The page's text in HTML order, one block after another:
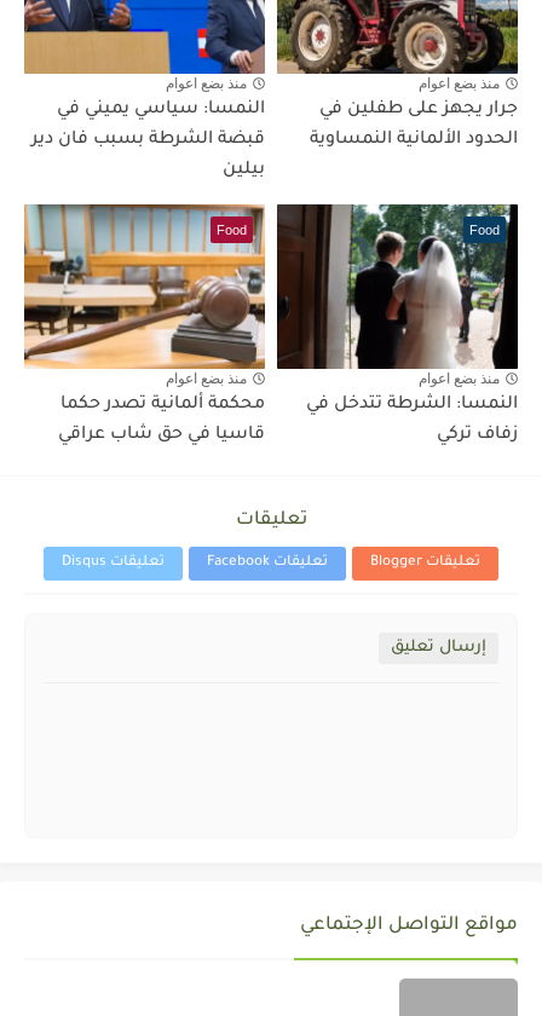
منذ بضع اعوام
جرار يجهز على طفلين في
الحدود الألمانية النمساوية
منذ بضع اعوام
النمسا: سياسي يميني في
قبضة الشرطة بسبب فان دير
بيلين
Food
منذ بضع اعوام
النمسا: الشرطة تتدخل في
زفاف تركي
Food
منذ بضع اعوام
محكمة ألمانية تصدر حكما
قاسيا في حق شاب عراقي
تعليقات
تعليقات Blogger تعليقات Facebook تعليقات Disqus
إرسال تعليق
مواقع التواصل الإجتماعي